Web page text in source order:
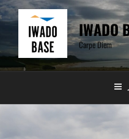
コ
ン
ン
IWADO
Carpe Diem